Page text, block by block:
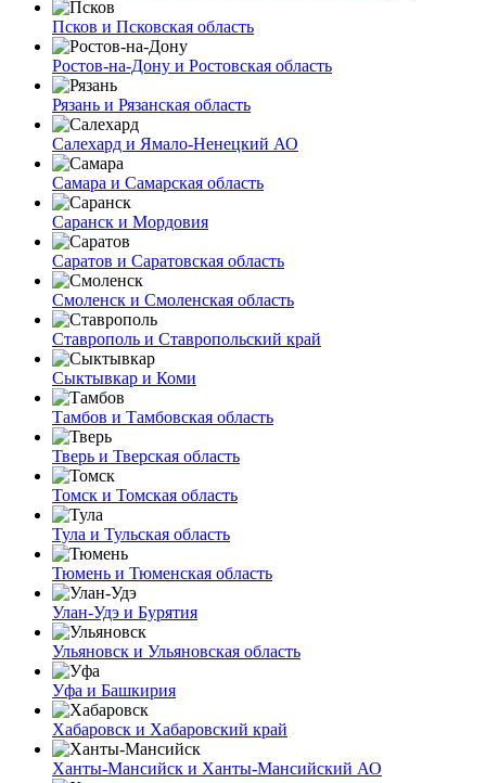
Псков и Псковская область
Ростов-на-Дону и Ростовская область
Рязань и Рязанская область
Салехард и Ямало-Ненецкий АО
Самара и Самарская область
Саранск и Мордовия
Саратов и Саратовская область
Смоленск и Смоленская область
Ставрополь и Ставропольский край
Сыктывкар и Коми
Тамбов и Тамбовская область
Тверь и Тверская область
Томск и Томская область
Тула и Тульская область
Тюмень и Тюменская область
Улан-Удэ и Бурятия
Ульяновск и Ульяновская область
Уфа и Башкирия
Хабаровск и Хабаровский край
Ханты-Мансийск и Ханты-Мансийский АО